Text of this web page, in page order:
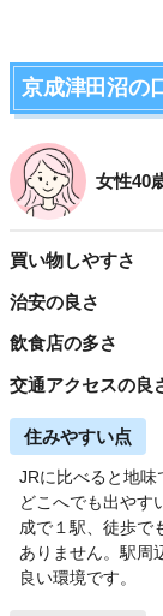
京成津田沼の
女性40
買い物しやすさ
治安の良さ
飲食店の多さ
交通アクセスの良
住みやすい点
JRに比べると地味
どこへでも出やす
成で１駅、徒歩で
ありません。駅周
良い環境です。